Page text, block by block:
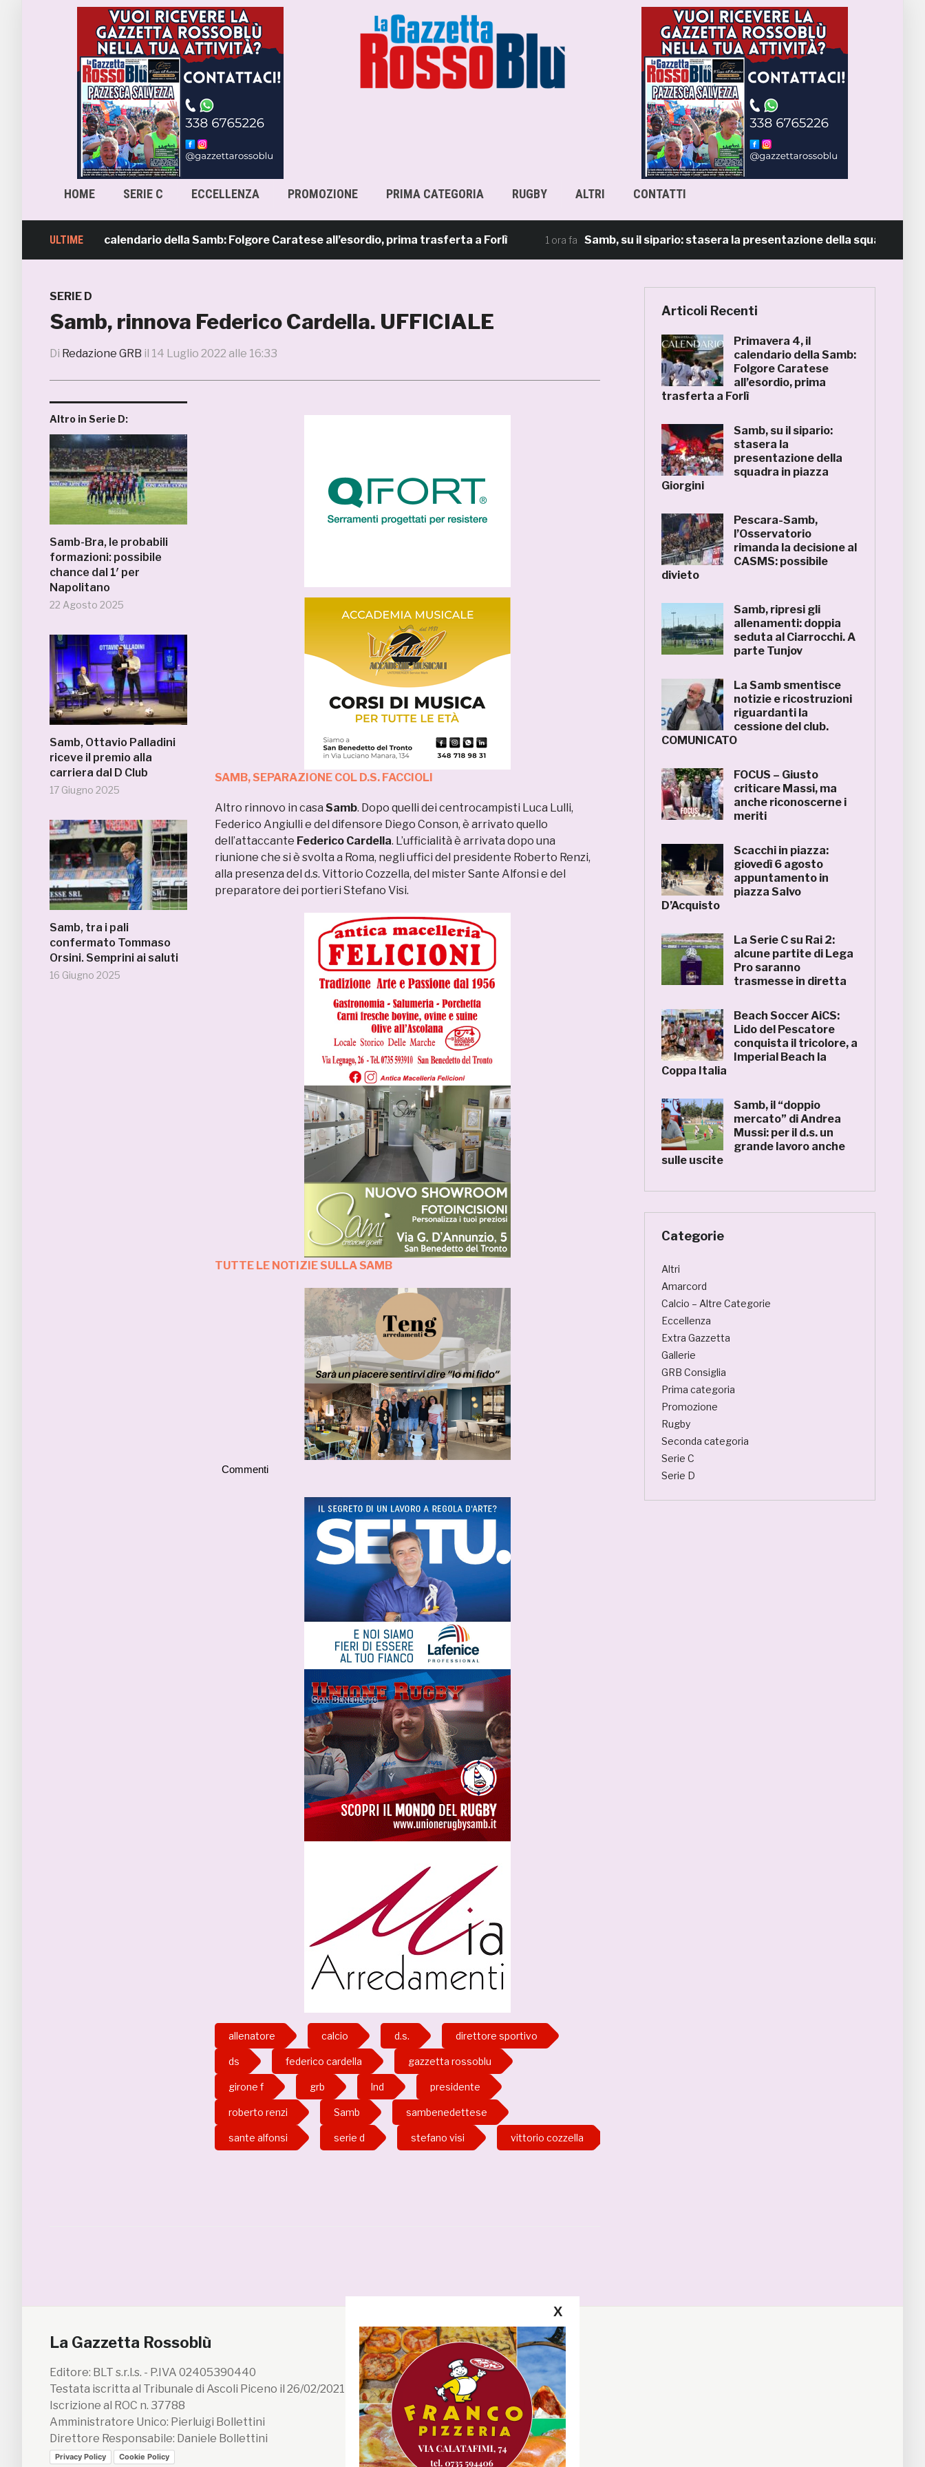
HOME SERIE C ECCELLENZA PROMOZIONE PRIMA CATEGORIA RUGBY ALTRI CONTATTI
ULTIME
4, il calendario della Samb: Folgore Caratese all’esordio, prima trasferta a Forlì Samb, su il sipario: stasera la presentazione della squadra in piazza
SERIE D
Samb, rinnova Federico Cardella. UFFICIALE
Di Redazione GRB il 14 Luglio 2022 alle 16:33
Altro in Serie D:
Samb-Bra, le probabili
formazioni: possibile
chance dal 1′ per
Napolitano
22 Agosto 2025
Samb, Ottavio Palladini
riceve il premio alla
carriera dal D Club
17 Giugno 2025
Samb, tra i pali
confermato Tommaso
Orsini. Semprini ai saluti
16 Giugno 2025
SAMB, SEPARAZIONE COL D.S. FACCIOLI
Altro rinnovo in casa Samb. Dopo quelli dei centrocampisti Luca Lulli,
Federico Angiulli e del difensore Diego Conson, è arrivato quello
dell’attaccante Federico Cardella. L’ufficialità è arrivata dopo una
riunione che si è svolta a Roma, negli uffici del presidente Roberto Renzi,
alla presenza del d.s. Vittorio Cozzella, del mister Sante Alfonsi e del
preparatore dei portieri Stefano Visi.
TUTTE LE NOTIZIE SULLA SAMB
Commenti
allenatore calcio d.s. direttore sportivo
ds federico cardella gazzetta rossoblu
girone f grb lnd presidente
roberto renzi Samb sambenedettese
sante alfonsi serie d stefano visi vittorio cozzella
Articoli Recenti
Primavera 4, il
calendario della Samb:
Folgore Caratese
all’esordio, prima
trasferta a Forlì
Samb, su il sipario:
stasera la
presentazione della
squadra in piazza
Giorgini
Pescara-Samb,
l’Osservatorio
rimanda la decisione al
CASMS: possibile
divieto
Samb, ripresi gli
allenamenti: doppia
seduta al Ciarrocchi. A
parte Tunjov
La Samb smentisce
notizie e ricostruzioni
riguardanti la
cessione del club.
COMUNICATO
FOCUS – Giusto
criticare Massi, ma
anche riconoscerne i
meriti
Scacchi in piazza:
giovedì 6 agosto
appuntamento in
piazza Salvo
D’Acquisto
La Serie C su Rai 2:
alcune partite di Lega
Pro saranno
trasmesse in diretta
Beach Soccer AiCS:
Lido del Pescatore
conquista il tricolore, a
Imperial Beach la
Coppa Italia
Samb, il “doppio
mercato” di Andrea
Mussi: per il d.s. un
grande lavoro anche
sulle uscite
Categorie
Altri
Amarcord
Calcio – Altre Categorie
Eccellenza
Extra Gazzetta
Gallerie
GRB Consiglia
Prima categoria
Promozione
Rugby
Seconda categoria
Serie C
Serie D
La Gazzetta Rossoblù
Editore: BLT s.r.l.s. - P.IVA 02405390440
Testata iscritta al Tribunale di Ascoli Piceno il 26/02/2021 n. 199/2021
Iscrizione al ROC n. 37788
Amministratore Unico: Pierluigi Bollettini
Direttore Responsabile: Daniele Bollettini
Privacy Policy Cookie Policy
Segui la GRB
Facebook
Instagram
Twitter
X